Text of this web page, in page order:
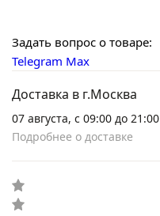
Задать вопрос о товаре:
Telegram Max
Доставка в г.Москва
07 августа, с 09:00 до 21:00
Подробнее о доставке